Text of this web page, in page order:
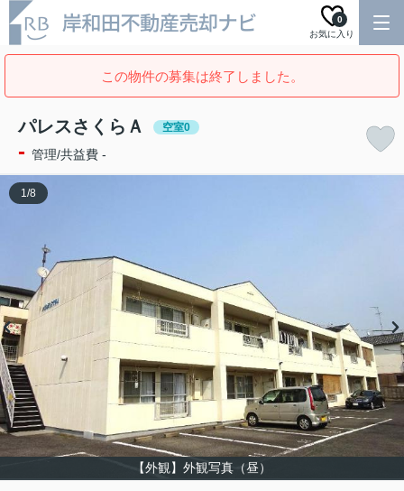
お気に入り
0
この物件の募集は終了しました。
パレスさくらＡ 空室0
- 管理/共益費 -
【外観】外観写真（昼）
1/8